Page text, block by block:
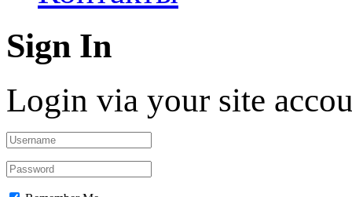
Sign In
Login via your site